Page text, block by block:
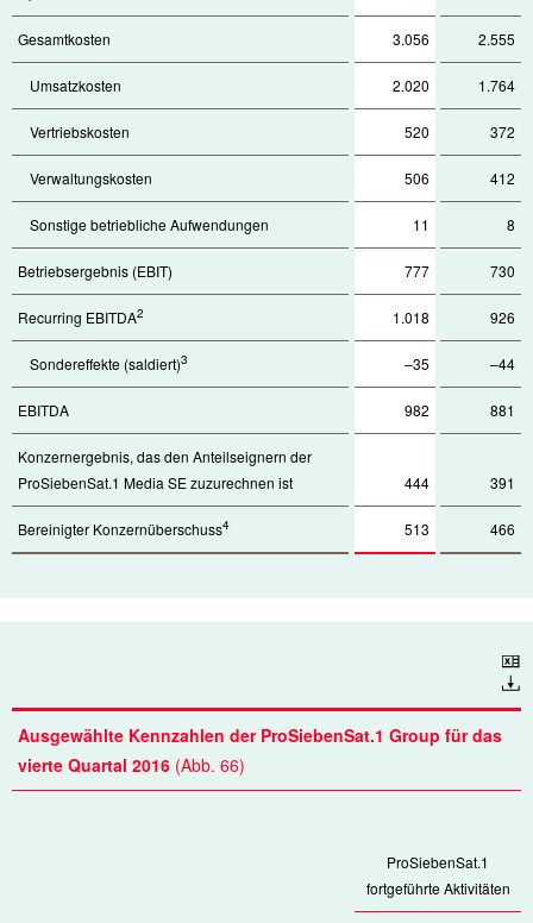
Gesamtkosten 3.056 2.555
Umsatzkosten 2.020 1.764
Vertriebskosten 520 372
Verwaltungskosten 506 412
Sonstige betriebliche Aufwendungen 11 8
Betriebsergebnis (EBIT) 777 730
Recurring EBITDA2 1.018 926
Sondereffekte (saldiert)3 –35 –44
EBITDA 982 881
Konzernergebnis, das den Anteilseignern der
ProSiebenSat.1 Media SE zuzurechnen ist
444 391
Bereinigter Konzernüberschuss4 513 466
Download
Ausgewählte Kennzahlen der ProSiebenSat.1 Group für das
vierte Quartal 2016 (Abb. 66)
ProSiebenSat.1
fortgeführte Aktivitäten